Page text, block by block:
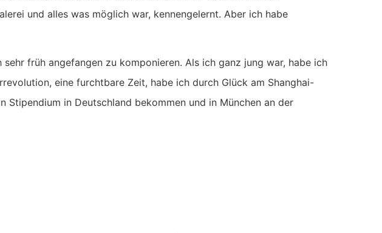
und alles was möglich war, kennengelernt. Aber ich habe
früh angefangen zu komponieren. Als ich ganz jung war, habe ich
eine furchtbare Zeit, habe ich durch Glück am Shanghai-
Stipendium in Deutschland bekommen und in München an der